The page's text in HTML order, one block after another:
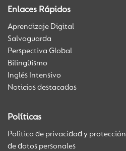
Enlaces Rápidos
Aprendizaje Digital
Salvaguarda
Perspectiva Global
Bilingüismo
Inglés Intensivo
Noticias destacadas
Políticas
Política de privacidad y protección
de datos personales